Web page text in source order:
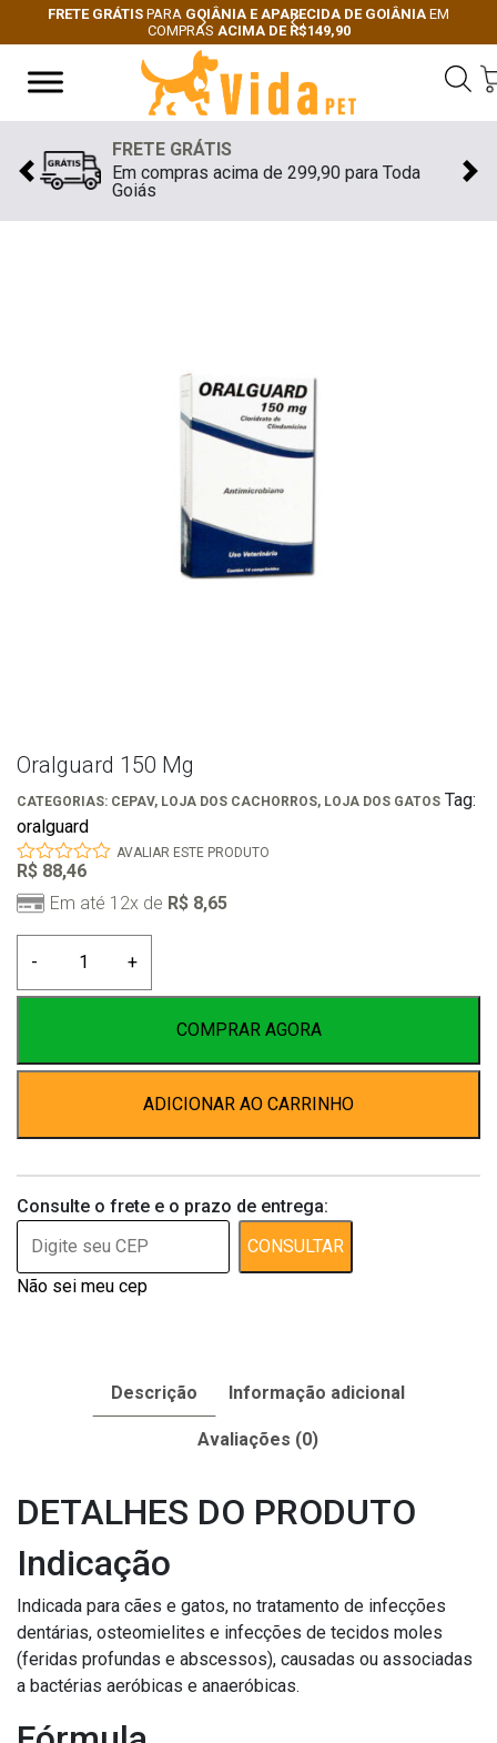
FRETE GRÁTIS PARA GOIÂNIA E APARECIDA DE GOIÂNIA EM
COMPRAS ACIMA DE R$149,90
Previous
Next
FRETE GRÁTIS
Em compras acima de 299,90 para Toda
Goiás
Previous
Oralguard 150 Mg
CATEGORIAS: CEPAV, LOJA DOS CACHORROS, LOJA DOS GATOS Tag:
oralguard
0
out
of
AVALIAR ESTE PRODUTO
R$ 88,46
Em até 12x de R$ 8,65
-
Mg
+
COMPRAR AGORA
ADICIONAR AO CARRINHO
Consulte o frete e o prazo de entrega:
CONSULTAR
Não sei meu cep
Descrição Informação adicional
Avaliações (0)
DETALHES DO PRODUTO
Indicação
Indicada para cães e gatos, no tratamento de infecções
dentárias, osteomielites e infecções de tecidos moles
(feridas profundas e abscessos), causadas ou associadas
a bactérias aeróbicas e anaeróbicas.